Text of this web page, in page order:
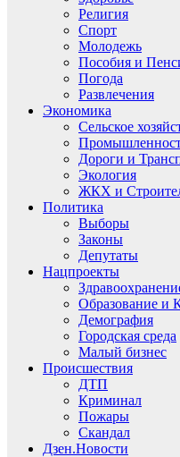
Религия
Спорт
Молодежь
Пособия и
Погода
Развлечения
Экономика
Сельское
Дороги и
Экология
ЖКХ и
Политика
Выборы
Законы
Депутаты
Нацпроекты
Образование и
Демография
Городская среда
Малый бизнес
Происшествия
ДТП
Криминал
Пожары
Скандал
Дзен.Новости